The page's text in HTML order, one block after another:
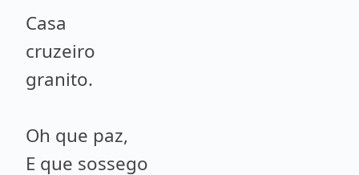
Casa
cruzeiro
granito.
Oh que paz,
E que sossego